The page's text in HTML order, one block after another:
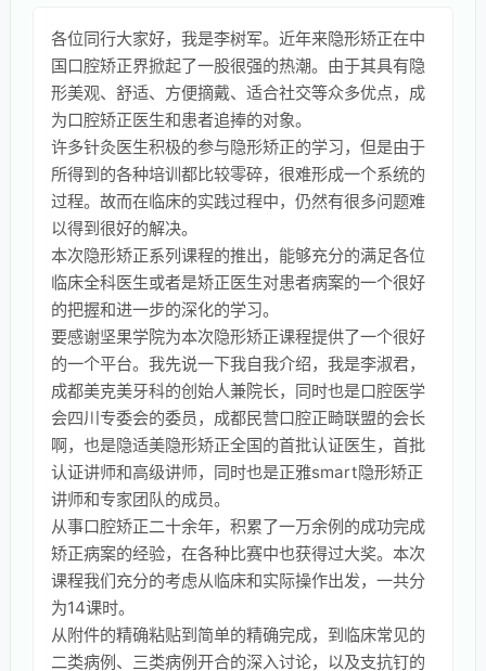
各位同行大家好，我是李树军。近年来隐形矫正在中
国口腔矫正界掀起了一股很强的热潮。由于其具有隐
形美观、舒适、方便摘戴、适合社交等众多优点，成
为口腔矫正医生和患者追捧的对象。
许多针灸医生积极的参与隐形矫正的学习，但是由于
所得到的各种培训都比较零碎，很难形成一个系统的
过程。故而在临床的实践过程中，仍然有很多问题难
以得到很好的解决。
本次隐形矫正系列课程的推出，能够充分的满足各位
临床全科医生或者是矫正医生对患者病案的一个很好
的把握和进一步的深化的学习。
要感谢坚果学院为本次隐形矫正课程提供了一个很好
的一个平台。我先说一下我自我介绍，我是李淑君，
成都美克美牙科的创始人兼院长，同时也是口腔医学
会四川专委会的委员，成都民营口腔正畸联盟的会长
啊，也是隐适美隐形矫正全国的首批认证医生，首批
认证讲师和高级讲师，同时也是正雅smart隐形矫正
讲师和专家团队的成员。
从事口腔矫正二十余年，积累了一万余例的成功完成
矫正病案的经验，在各种比赛中也获得过大奖。本次
课程我们充分的考虑从临床和实际操作出发，一共分
为14课时。
从附件的精确粘贴到简单的精确完成，到临床常见的
二类病例、三类病例开合的深入讨论，以及支抗钉的